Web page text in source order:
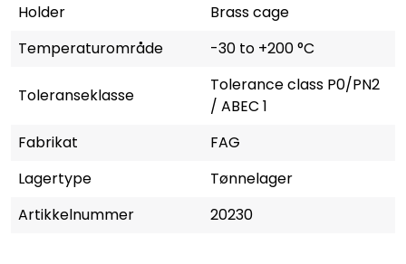
Holder
Brass cage
Temperaturområde
-30 to +200 °C
Toleranseklasse
Tolerance class P0/PN2
/ ABEC 1
Fabrikat
FAG
Lagertype
Tønnelager
Artikkelnummer
20230